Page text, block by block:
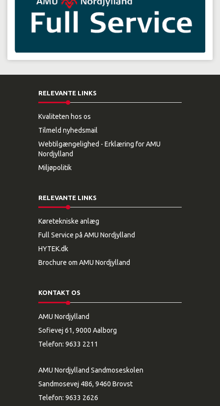
RELEVANTE LINKS
Kvaliteten hos os
Tilmeld nyhedsmail
Webtilgængelighed - Erklæring for AMU
Nordjylland
Miljøpolitik
RELEVANTE LINKS
Køretekniske anlæg
Full Service på AMU Nordjylland
HYTEK.dk
Brochure om AMU Nordjylland
KONTAKT OS
AMU Nordjylland
Sofievej 61, 9000 Aalborg
Telefon: 9633 2211
AMU Nordjylland Sandmoseskolen
Sandmosevej 486, 9460 Brovst
Telefon: 9633 2626